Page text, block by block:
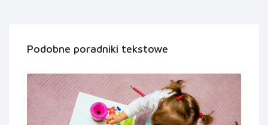
Podobne poradniki tekstowe